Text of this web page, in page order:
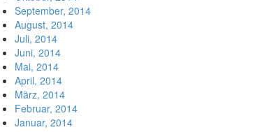
September, 2014
August, 2014
Juli, 2014
Juni, 2014
Mai, 2014
April, 2014
März, 2014
Februar, 2014
Januar, 2014